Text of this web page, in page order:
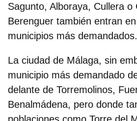
Sagunto, Alboraya, Cullera o
Berenguer también entran
municipios más demandados.
La ciudad de Málaga, sin
municipio más demandado
delante de Torremolinos,
Benalmádena, pero donde